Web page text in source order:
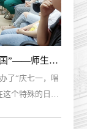
北医三院超声科“庆七一，唱红歌，颂祖国”——师生共庆建党百年活动
了“庆七一，唱